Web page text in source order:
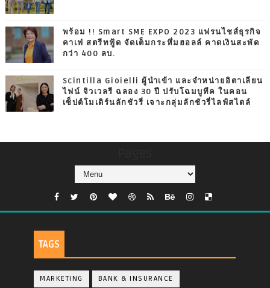
พร้อม !! Smart SME EXPO 2023 แฟรนไชส์ธุรกิจ
คาเฟ่ สตรีทฟู้ด จัดเต็มกระหึ่มฮอลล์ คาดเงินสะพัด
กว่า 400 ลบ.
Scintilla Gioielli ผู้นำเข้า และจำหน่ายอิตาเลียน
ไฟน์ จิวเวลรี ฉลอง 30 ปี ปรับโฉมบูทีค ในคอน
เซ็ปต์โมเดิร์นลักชัวรี่ เจาะกลุ่มลักชัวรี่ไลฟ์สไตล์
TAGS
MARKETING BANK & INSURANCE